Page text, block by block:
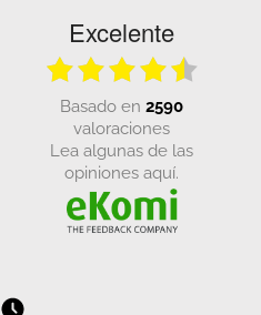
Excelente
basado en 2590
valoraciones
Lea algunas de las
opiniones aquí.